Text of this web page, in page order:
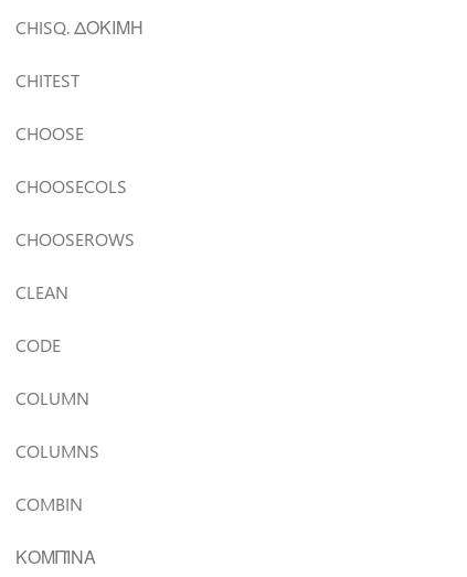
CHISQ. ΔΟΚΙΜΗ
CHITEST
CHOOSE
CHOOSECOLS
CHOOSEROWS
CLEAN
CODE
COLUMN
COLUMNS
COMBIN
ΚΟΜΠΊΝΑ